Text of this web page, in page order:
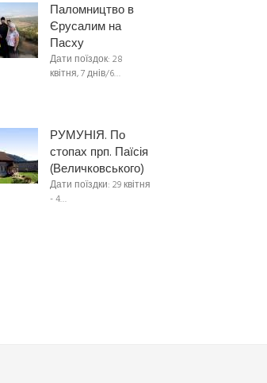
Паломництво в
Єрусалим на
Пасху
Дати поїздок: 28
квітня, 7 днів/6…
РУМУНІЯ. По
стопах прп. Паїсія
(Величковського)
Дати поїздки: 29 квітня
- 4…